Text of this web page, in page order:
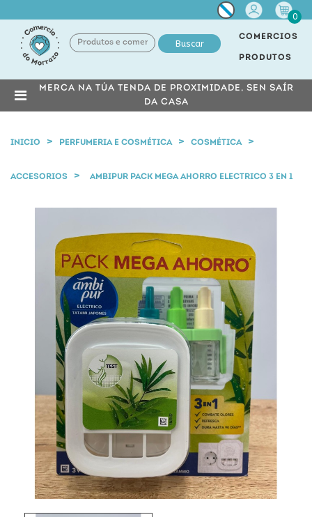
Miña
conta
0
Buscar
COMERCIOS
PRODUTOS
MERCA NA TÚA TENDA DE PROXIMIDADE, SEN SAÍR
DA CASA
INICIO PERFUMERIA E COSMÉTICA COSMÉTICA
ACCESORIOS AMBIPUR PACK MEGA AHORRO ELECTRICO 3 EN 1